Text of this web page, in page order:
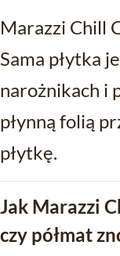
Marazzi Chill
Sama płytka
narożnikach i
płynną folią
płytkę.
Jak Marazzi
czy półmat